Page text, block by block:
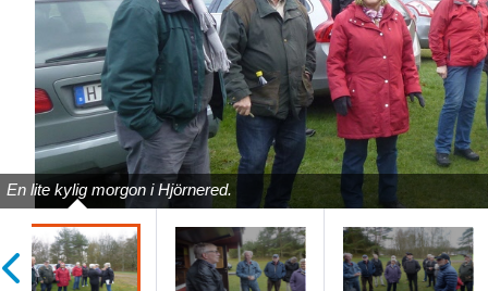
En lite kylig morgon i Hjörnered.